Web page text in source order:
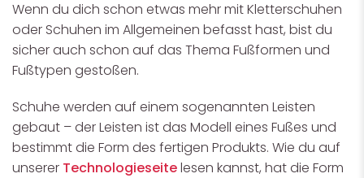
Wenn du dich schon etwas mehr mit Kletterschuhen
oder Schuhen im Allgemeinen befasst hast, bist du
sicher auch schon auf das Thema Fußformen und
Fußtypen gestoßen.
Schuhe werden auf einem sogenannten Leisten
gebaut – der Leisten ist das Modell eines Fußes und
bestimmt die Form des fertigen Produkts. Wie du auf
unserer Technologieseitelesen kannst, hat die Form